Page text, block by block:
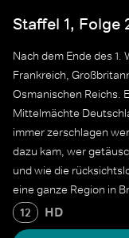
Staffel 1, Folge
Nach dem Ende des
Frankreich,
Osmanischen Reichs.
Mittelmächte
immer zerschlagen
dazu kam, wer
und wie die
eine ganze Region in
unübersehbar sind:
dem Leid der
12 HD